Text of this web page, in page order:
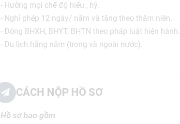
- Hưởng mọi chế độ hiếu , hỷ.
- Nghỉ phép 12 ngày/ năm và tăng theo thâm niên.
- Đóng BHXH, BHYT, BHTN theo pháp luật hiện hành.
- Du lịch hằng năm (trong và ngoài nước).
CÁCH NỘP HỒ SƠ
Hồ sơ bao gồm